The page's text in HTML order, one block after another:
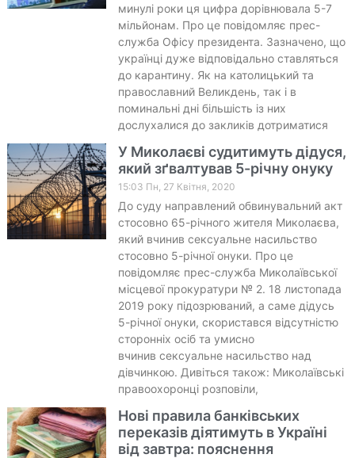
минулі роки ця цифра дорівнювала 5-7
мільйонам. Про це повідомляє прес-
служба Офісу президента. Зазначено, що
українці дуже відповідально ставляться
до карантину. Як на католицький та
православний Великдень, так і в
поминальні дні більшість із них
дослухалися до закликів дотриматися
У Миколаєві судитимуть дідуся,
який зґвалтував 5-річну онуку
15:03 Пн, 27 Квітня, 2020
До суду направлений обвинувальний акт
стосовно 65-річного жителя Миколаєва,
який вчинив сексуальне насильство
стосовно 5-річної онуки. Про це
повідомляє прес-служба Миколаївської
місцевої прокуратури № 2. 18 листопада
2019 року підозрюваний, а саме дідусь
5-річної онуки, скористався відсутністю
сторонніх осіб та умисно
вчинив сексуальне насильство над
дівчинкою. Дивіться також: Миколаївські
правоохоронці розповіли,
Нові правила банківських
переказів діятимуть в Україні
від завтра: пояснення